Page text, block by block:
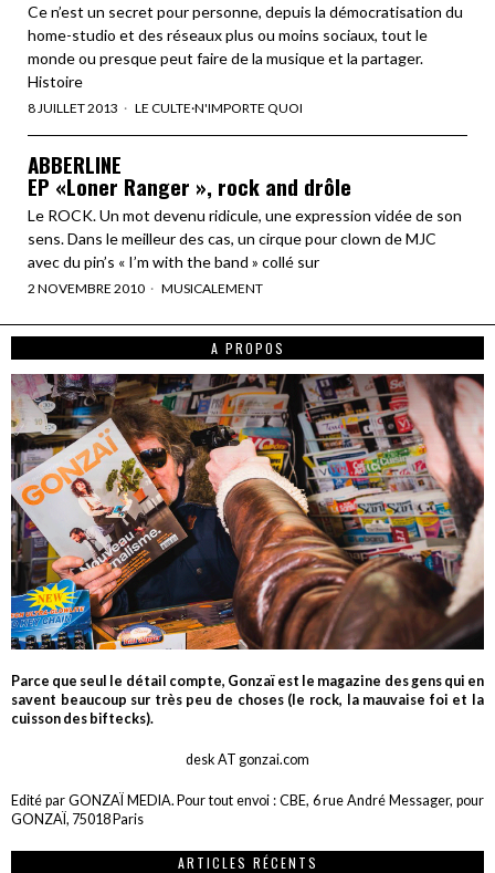
Ce n’est un secret pour personne, depuis la démocratisation du
home-studio et des réseaux plus ou moins sociaux, tout le
monde ou presque peut faire de la musique et la partager.
Histoire
8 JUILLET 2013 LE CULTE·N'IMPORTE QUOI
ABBERLINE
EP «Loner Ranger », rock and drôle
Le ROCK. Un mot devenu ridicule, une expression vidée de son
sens. Dans le meilleur des cas, un cirque pour clown de MJC
avec du pin’s « I’m with the band » collé sur
2 NOVEMBRE 2010 MUSICALEMENT
A PROPOS
Parce que seul le détail compte, Gonzaï est le magazine des gens qui en
savent beaucoup sur très peu de choses (le rock, la mauvaise foi et la
cuisson des biftecks).
desk AT gonzai.com
Edité par GONZAÏ MEDIA. Pour tout envoi : CBE, 6 rue André Messager, pour
GONZAÏ, 75018 Paris
ARTICLES RÉCENTS